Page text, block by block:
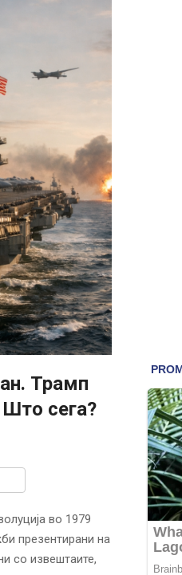
Трамп
сега?
во 1979
презентирани на
со извештаите,